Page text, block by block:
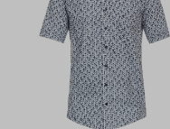
Menger
Mode